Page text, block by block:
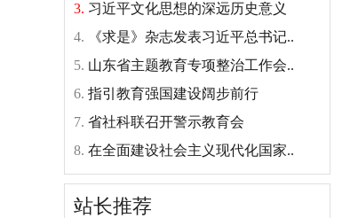
3. 习近平文化思想的深远历史意义
4.
《求是》杂志发表习近平总书记..
5. 山东省主题教育专项整治工作会..
6. 指引教育强国建设阔步前行
7. 省社科联召开警示教育会
8. 在全面建设社会主义现代化国家..
站长推荐